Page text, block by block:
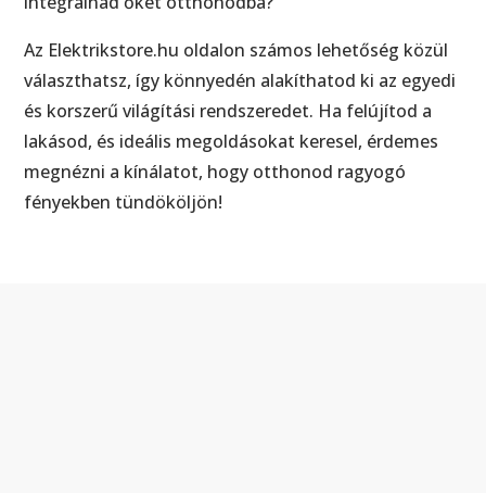
Az Elektrikstore.hu oldalon számos lehetőség közül
választhatsz, így könnyedén alakíthatod ki az egyedi
és korszerű világítási rendszeredet. Ha felújítod a
lakásod, és ideális megoldásokat keresel, érdemes
megnézni a kínálatot, hogy otthonod ragyogó
fényekben tündököljön!